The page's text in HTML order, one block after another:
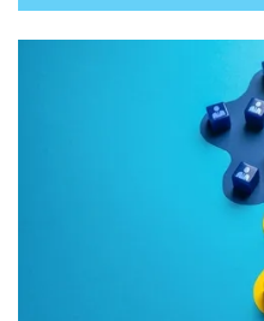
良好な人間関係を築き、